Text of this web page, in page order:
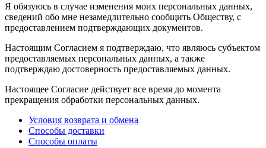
Я обязуюсь в случае изменения моих персональных данных,
сведений обо мне незамедлительно сообщить Обществу, с
предоставлением подтверждающих документов.
Настоящим Согласием я подтверждаю, что являюсь субъектом
предоставляемых персональных данных, а также
подтверждаю достоверность предоставляемых данных.
Настоящее Согласие действует все время до момента
прекращения обработки персональных данных.
Условия возврата и обмена
Способы доставки
Способы оплаты